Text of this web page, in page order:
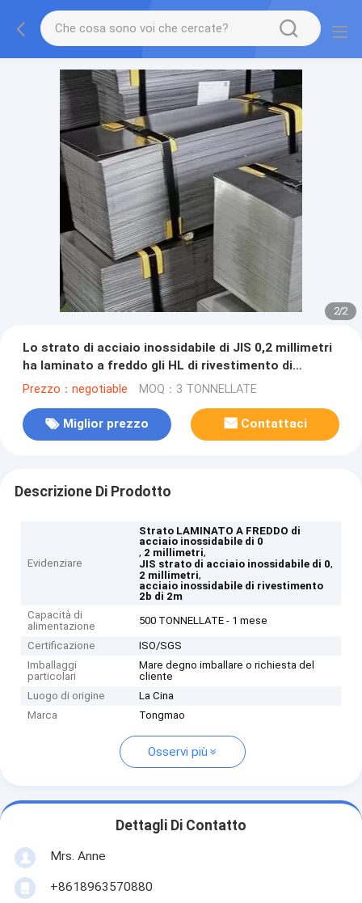
2/2
Lo strato di acciaio inossidabile di JIS 0,2 millimetri
ha laminato a freddo gli HL di rivestimento di
SEDERE 2B di 2m
Prezzo：negotiable MOQ：3 TONNELLATE
Miglior prezzo Contattaci
Descrizione Di Prodotto
Evidenziare
Strato LAMINATO A FREDDO di
acciaio inossidabile di 0
, 2 millimetri,
JIS strato di acciaio inossidabile di 0,
2 millimetri,
acciaio inossidabile di rivestimento
2b di 2m
Capacità di
alimentazione
500 TONNELLATE - 1 mese
Certificazione
ISO/SGS
Imballaggi
particolari
Mare degno imballare o richiesta del
cliente
Luogo di origine
La Cina
Marca
Tongmao
Osservi più
Dettagli Di Contatto
Mrs. Anne
+8618963570880